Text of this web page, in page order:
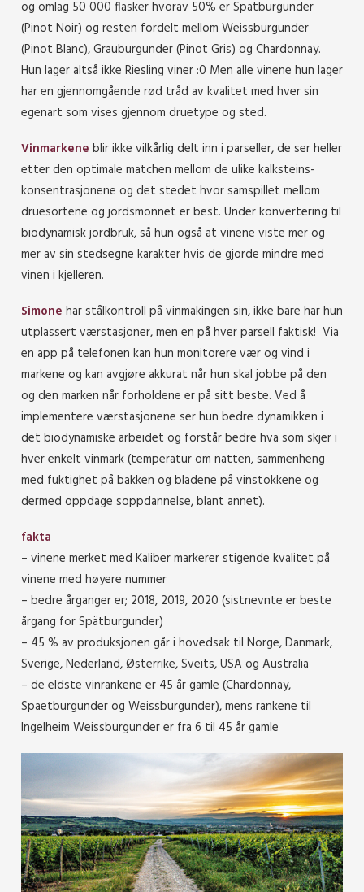
og omlag 50 000 flasker hvorav 50% er Spätburgunder
(Pinot Noir) og resten fordelt mellom Weissburgunder
(Pinot Blanc), Grauburgunder (Pinot Gris) og Chardonnay.
Hun lager altså ikke Riesling viner :0 Men alle vinene hun lager
har en gjennomgående rød tråd av kvalitet med hver sin
egenart som vises gjennom druetype og sted.
Vinmarkene blir ikke vilkårlig delt inn i parseller, de ser heller
etter den optimale matchen mellom de ulike kalksteins-
konsentrasjonene og det stedet hvor samspillet mellom
druesortene og jordsmonnet er best. Under konvertering til
biodynamisk jordbruk, så hun også at vinene viste mer og
mer av sin stedsegne karakter hvis de gjorde mindre med
vinen i kjelleren.
Simone har stålkontroll på vinmakingen sin, ikke bare har hun
utplassert værstasjoner, men en på hver parsell faktisk! Via
en app på telefonen kan hun monitorere vær og vind i
markene og kan avgjøre akkurat når hun skal jobbe på den
og den marken når forholdene er på sitt beste. Ved å
implementere værstasjonene ser hun bedre dynamikken i
det biodynamiske arbeidet og forstår bedre hva som skjer i
hver enkelt vinmark (temperatur om natten, sammenheng
med fuktighet på bakken og bladene på vinstokkene og
dermed oppdage soppdannelse, blant annet).
fakta
– vinene merket med Kaliber markerer stigende kvalitet på
vinene med høyere nummer
– bedre årganger er; 2018, 2019, 2020 (sistnevnte er beste
årgang for Spätburgunder)
– 45 % av produksjonen går i hovedsak til Norge, Danmark,
Sverige, Nederland, Østerrike, Sveits, USA og Australia
– de eldste vinrankene er 45 år gamle (Chardonnay,
Spaetburgunder og Weissburgunder), mens rankene til
Ingelheim Weissburgunder er fra 6 til 45 år gamle